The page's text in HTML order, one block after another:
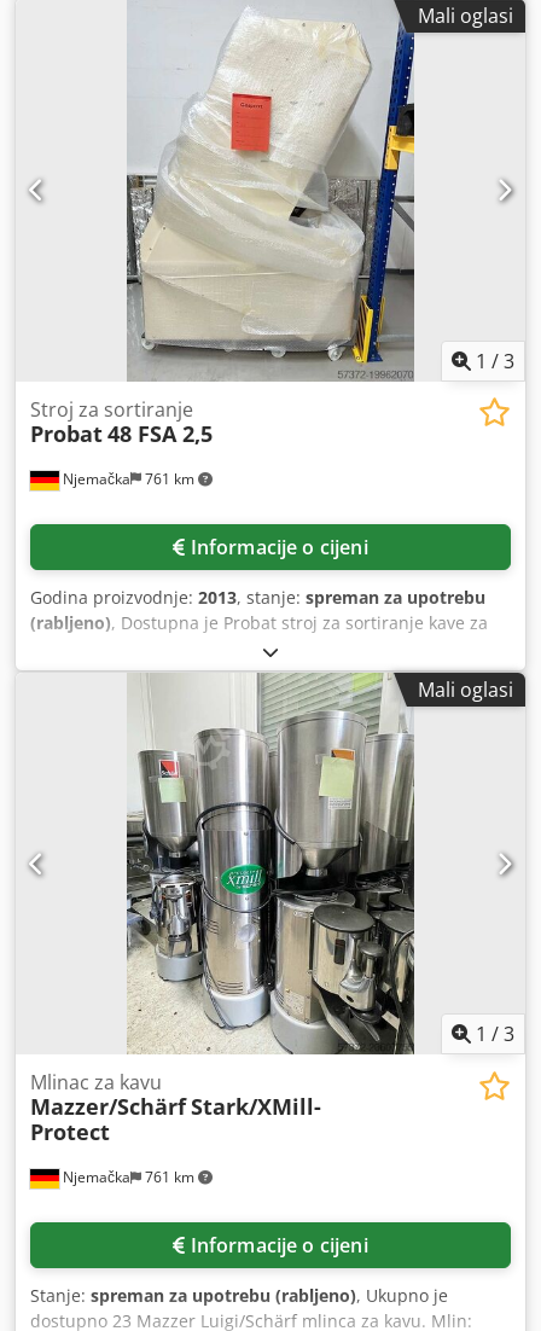
specifikacije: - Proizvođač: STA Impianti (Italija) - Model: RE-
5 - Kapacitet: 5 kg po seriji - Gorivo: LPG - Integrirani sustav
hlađenja - Ciklon/sustav za sakupljanje ljuski uključen -
Potpuna upravljačka ploča U savršenom radnom stanju.
Spreman za upotrebu. Idealan za: - Male pržionice
Chedpfx Aezla Aaoptsa - Specijalnu kavu - Zanatske
projekte prženja - Kafiće
Mali oglasi
1 /3
Njemačka 761 km
Stroj za sortiranje
Probat48 FSA 2,5
Informacije o cijeni
Godina proizvodnje: 2013, stanje: spreman za upotrebu
(rabljeno), Dostupna je Probat stroj za sortiranje kave za
izdvajanje loših zrna kave. Dimenzije stroja (Š/D/V): cca
1200mm/1000mm/1800mm, težina: cca 450kg. Mogući su
pregled i inspekcija na licu mjesta. Codpfxoxbhh Aj Aptjha
Mali oglasi
1 /3
Njemačka 761 km
Mlinac za kavu
Mazzer/SchärfStark/XMill-
Protect
Informacije o cijeni
Stanje: spreman za upotrebu (rabljeno), Ukupno je
dostupno 23 Mazzer Luigi/Schärf mlinca za kavu. Mlin: